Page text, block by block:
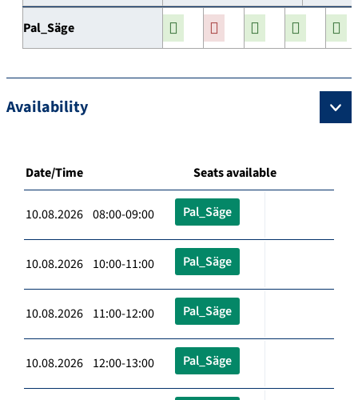
Pal_Säge
Availability
Date/Time Seats available
10.08.2026 08:00-09:00 Pal_Säge
10.08.2026 10:00-11:00 Pal_Säge
10.08.2026 11:00-12:00 Pal_Säge
10.08.2026 12:00-13:00 Pal_Säge